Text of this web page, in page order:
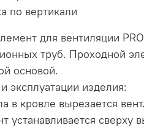
по вертикали
для вентиляции
труб. Проходной
основой.
эксплуатации изделия:
в кровле вырезается
устанавливается сверху